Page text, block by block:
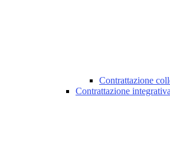
Contrattazione
Contrattazione integrativa